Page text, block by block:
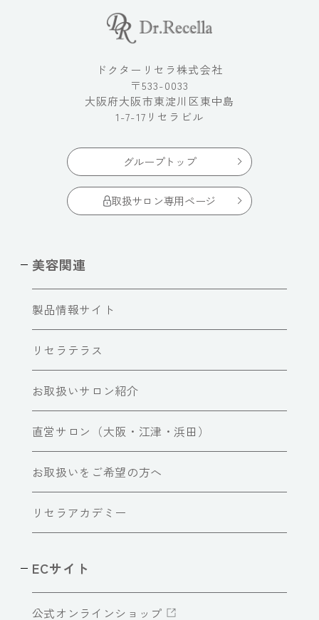
ドクターリセラ株式会社
〒533-0033
大阪府大阪市東淀川区東中島
1-7-17リセラビル
グループトップ
取扱サロン専用ページ
美容関連
製品情報サイト
リセラテラス
お取扱いサロン紹介
直営サロン（大阪・江津・浜田）
お取扱いをご希望の方へ
リセラアカデミー
ECサイト
公式オンラインショップ